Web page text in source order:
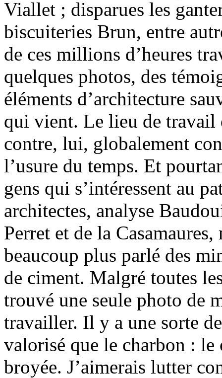
Viallet ; disparues les
biscuiteries Brun, entre
de ces millions d’heures
quelques photos, des
éléments d’architecture
qui vient. Le lieu de travail
contre, lui, globalement
l’usure du temps. Et
gens qui s’intéressent au
architectes, analyse
Perret et de la
beaucoup plus parlé des
de ciment. Malgré toutes
trouvé une seule photo de
travailler. Il y a une sorte
valorisé que le charbon : le
broyée. J’aimerais lutter